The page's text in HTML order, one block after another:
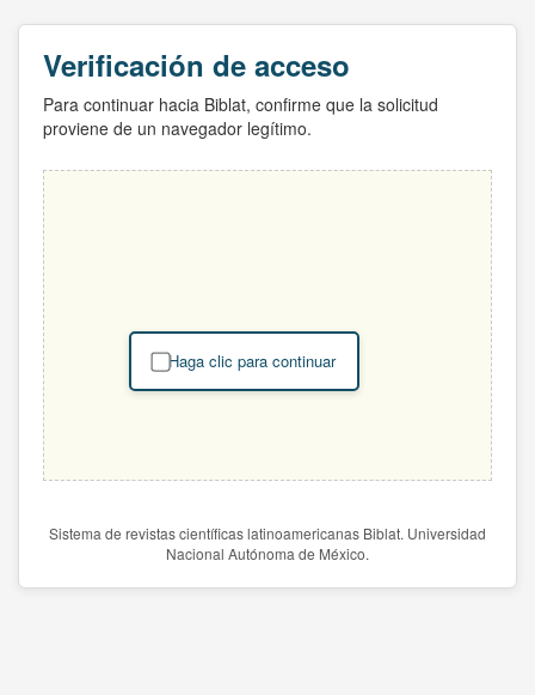
Verificación de acceso
Para continuar hacia Biblat, confirme que la solicitud
proviene de un navegador legítimo.
Haga clic para continuar
Sistema de revistas científicas latinoamericanas Biblat. Universidad
Nacional Autónoma de México.